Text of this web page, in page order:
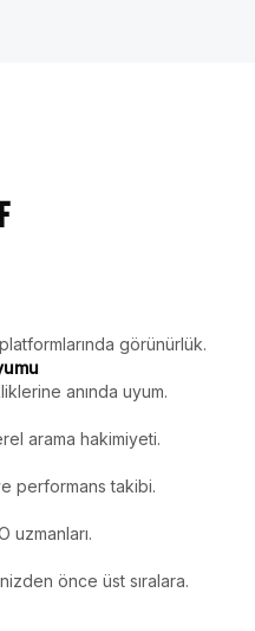
görünürlük.
anında uyum.
arama hakimiyeti.
performans takibi.
uzmanları.
önce üst sıralara.